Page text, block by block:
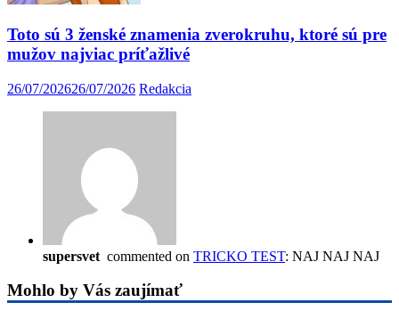
Toto sú 3 ženské znamenia zverokruhu, ktoré sú pre
mužov najviac príťažlivé
26/07/202626/07/2026 Redakcia
supersvet commented on TRICKO TEST: NAJ NAJ NAJ
Mohlo by Vás zaujímať